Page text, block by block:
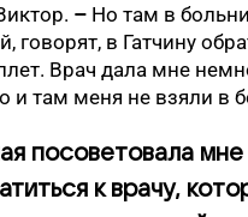
– Но там в
говорят, в Гатчину
Врач дала мне
и там меня не взяли в
посоветовала
к врачу,